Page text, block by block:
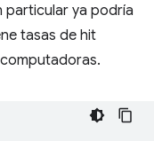
particular ya podría
tasas de hit